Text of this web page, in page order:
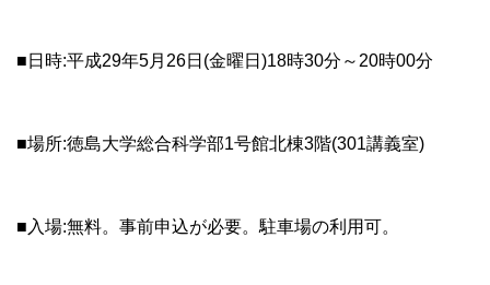
■日時:平成29年5月26日(金曜日)18時30分～20時00分
■場所:徳島大学総合科学部1号館北棟3階(301講義室)
■入場:無料。事前申込が必要。駐車場の利用可。